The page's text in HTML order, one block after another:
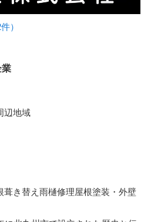
）
業
辺地域
葺き替え 雨樋修理屋根塗装・外壁